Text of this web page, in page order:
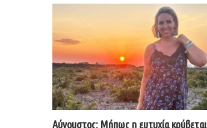
Αύγουστος: Μήπως η ευτυχία κρύβεται